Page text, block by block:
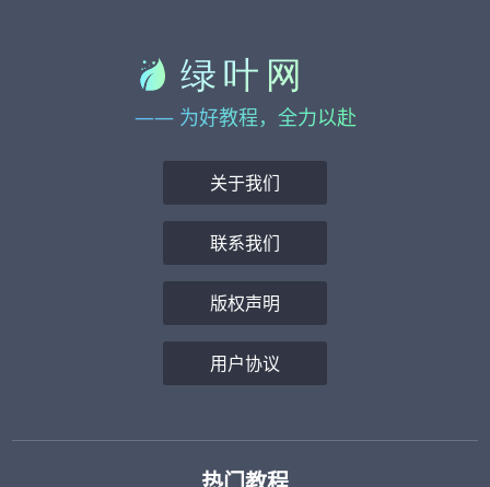
—— 为好教程，全力以赴
关于我们
联系我们
版权声明
用户协议